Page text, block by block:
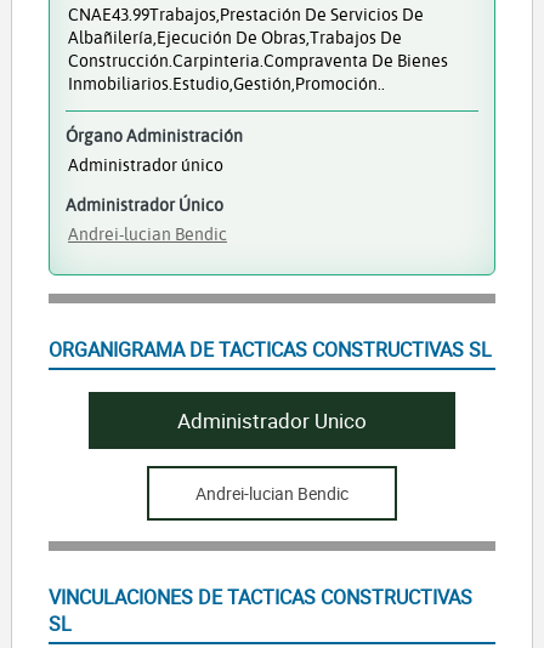
CNAE43.99Trabajos,prestación De Servicios De
Albañilería,ejecución De Obras,trabajos De
Construcción.Carpinteria.Compraventa De Bienes
Inmobiliarios.Estudio,gestión,promoción..
Órgano Administración
Administrador único
Administrador Único
Andrei-lucian Bendic
ORGANIGRAMA DE TACTICAS CONSTRUCTIVAS SL
Administrador Unico
Andrei-lucian Bendic
VINCULACIONES DE TACTICAS CONSTRUCTIVAS
SL